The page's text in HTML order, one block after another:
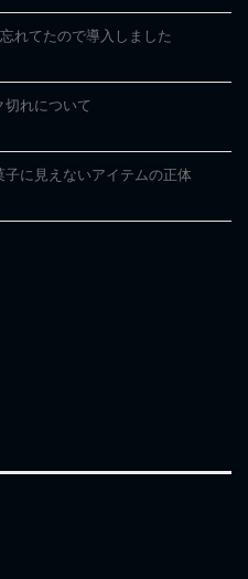
れてたので導入しました
切れについて
子に見えないアイテムの正体